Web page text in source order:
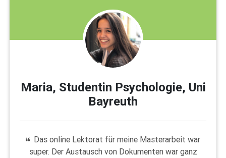
Maria, Studentin Psychologie, Uni
Bayreuth
Das online Lektorat für meine Masterarbeit war
super. Der Austausch von Dokumenten war ganz